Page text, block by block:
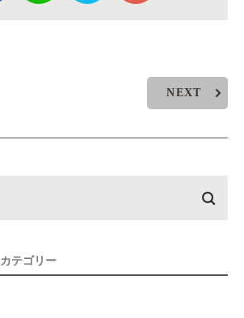
NEXT
カテゴリー